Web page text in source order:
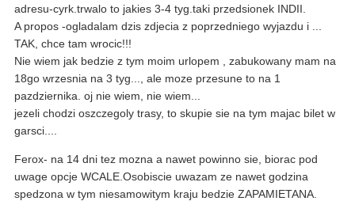
adresu-cyrk.trwalo to jakies 3-4 tyg.taki przedsionek INDII.
A propos -ogladalam dzis zdjecia z poprzedniego wyjazdu i ...
TAK, chce tam wrocic!!!
Nie wiem jak bedzie z tym moim urlopem , zabukowany mam na
18go wrzesnia na 3 tyg..., ale moze przesune to na 1
pazdziernika. oj nie wiem, nie wiem...
jezeli chodzi oszczegoly trasy, to skupie sie na tym majac bilet w
garsci....
Ferox- na 14 dni tez mozna a nawet powinno sie, biorac pod
uwage opcje WCALE.Osobiscie uwazam ze nawet godzina
spedzona w tym niesamowitym kraju bedzie ZAPAMIETANA.